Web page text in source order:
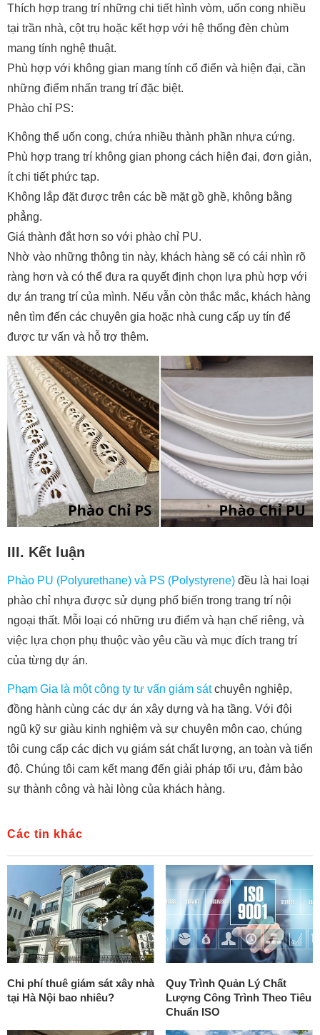
Thích hợp trang trí những chi tiết hình vòm, uốn cong nhiều
tại trần nhà, cột trụ hoặc kết hợp với hệ thống đèn chùm
mang tính nghệ thuật.
Phù hợp với không gian mang tính cổ điển và hiện đại, cần
những điểm nhấn trang trí đặc biệt.
Phào chỉ PS:
Không thể uốn cong, chứa nhiều thành phần nhựa cứng.
Phù hợp trang trí không gian phong cách hiện đại, đơn giản,
ít chi tiết phức tạp.
Không lắp đặt được trên các bề mặt gồ ghề, không bằng
phẳng.
Giá thành đắt hơn so với phào chỉ PU.
Nhờ vào những thông tin này, khách hàng sẽ có cái nhìn rõ
ràng hơn và có thể đưa ra quyết định chọn lựa phù hợp với
dự án trang trí của mình. Nếu vẫn còn thắc mắc, khách hàng
nên tìm đến các chuyên gia hoặc nhà cung cấp uy tín để
được tư vấn và hỗ trợ thêm.
III. Kết luận
Phào PU (Polyurethane) và PS (Polystyrene) đều là hai loại
phào chỉ nhựa được sử dụng phổ biến trong trang trí nội
ngoại thất. Mỗi loại có những ưu điểm và hạn chế riêng, và
việc lựa chọn phụ thuộc vào yêu cầu và mục đích trang trí
của từng dự án.
Phạm Gia là một công ty tư vấn giám sátchuyên nghiệp,
đồng hành cùng các dự án xây dựng và hạ tầng. Với đội
ngũ kỹ sư giàu kinh nghiệm và sự chuyên môn cao, chúng
tôi cung cấp các dịch vụ giám sát chất lượng, an toàn và tiến
độ. Chúng tôi cam kết mang đến giải pháp tối ưu, đảm bảo
sự thành công và hài lòng của khách hàng.
Các tin khác
Chi phí thuê giám sát xây nhà
tại Hà Nội bao nhiêu?
Quy Trình Quản Lý Chất
Lượng Công Trình Theo Tiêu
Chuẩn ISO